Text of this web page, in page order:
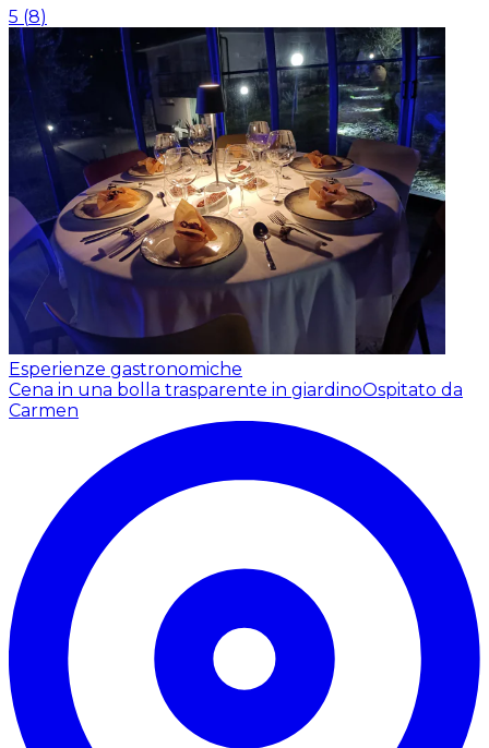
5 (8)
Esperienze gastronomiche
Cena in una bolla trasparente in giardinoOspitato da
Carmen